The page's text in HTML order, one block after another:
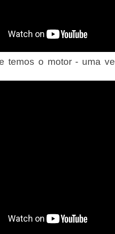
temos o motor - uma